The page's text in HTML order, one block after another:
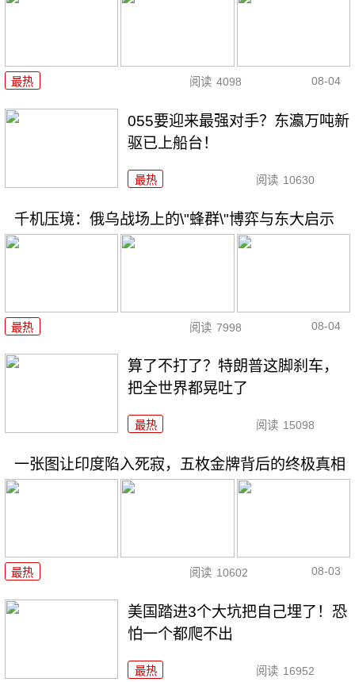
最热 阅读 4098 08-04
055要迎来最强对手？东瀛万吨新
驱已上船台！
最热 阅读 10630
千机压境：俄乌战场上的\"蜂群\"博弈与东大启示
最热 阅读 7998 08-04
算了不打了？特朗普这脚刹车，
把全世界都晃吐了
最热 阅读 15098
一张图让印度陷入死寂，五枚金牌背后的终极真相
最热 阅读 10602 08-03
美国踏进3个大坑把自己埋了！恐
怕一个都爬不出
最热 阅读 16952